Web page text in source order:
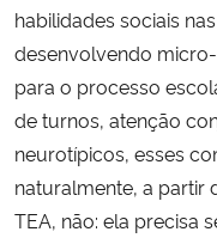
habilidades sociais
desenvolvendo
para o processo
de turnos, atenção
neurotípicos, esses
naturalmente, a partir
TEA, não: ela precisa